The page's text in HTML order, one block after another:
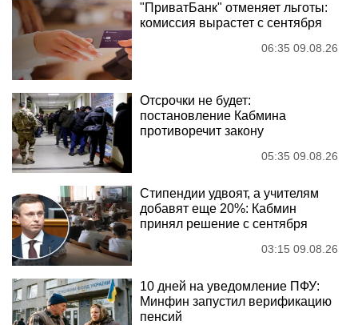
"ПриватБанк" отменяет льготы:
комиссия вырастет с сентября
06:35 09.08.26
Отсрочки не будет:
постановление Кабмина
противоречит закону
05:35 09.08.26
Стипендии удвоят, а учителям
добавят еще 20%: Кабмин
принял решение с сентября
03:15 09.08.26
10 дней на уведомление ПФУ:
Минфин запустил верификацию
пенсий